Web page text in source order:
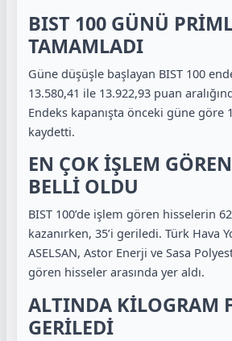
BIST 100 GÜNÜ
TAMAMLADI
Güne düşüşle başlayan BIST 100
13.580,41 ile 13.922,93 puan
Endeks kapanışta önceki güne göre
kaydetti.
EN ÇOK İŞLEM
BELLİ OLDU
BIST 100’de işlem gören hisselerin
kazanırken, 35’i geriledi. Türk Hava
ASELSAN, Astor Enerji ve Sasa
gören hisseler arasında yer aldı.
ALTINDA KİLOGRAM
GERİLEDİ